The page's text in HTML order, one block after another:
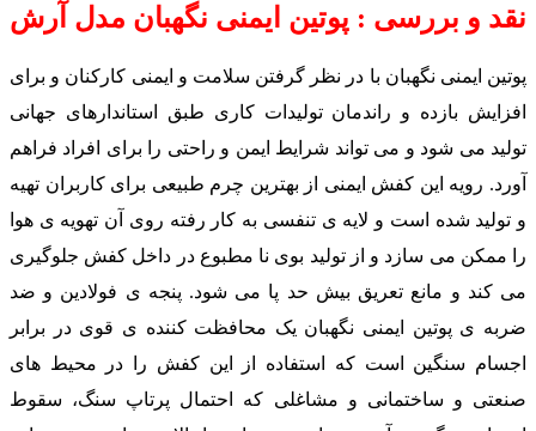
نقد و بررسی : پوتین ایمنی نگهبان مدل آرش
پوتین ایمنی نگهبان با در نظر گرفتن سلامت و ایمنی کارکنان و برای
افزایش بازده و راندمان تولیدات کاری طبق استاندارهای جهانی
تولید می شود و می تواند شرایط ایمن و راحتی را برای افراد فراهم
آورد. رویه این کفش ایمنی از بهترین چرم طبیعی برای کاربران تهیه
و تولید شده است و لایه ی تنفسی به کار رفته روی آن تهویه ی هوا
را ممکن می سازد و از تولید بوی نا مطبوع در داخل کفش جلوگیری
می کند و مانع تعریق بیش حد پا می شود. پنجه ی فولادین و ضد
ضربه ی پوتین ایمنی نگهبان یک محافظت کننده ی قوی در برابر
اجسام سنگین است که استفاده از این کفش را در محیط های
صنعتی و ساختمانی و مشاغلی که احتمال پرتاپ سنگ، سقوط